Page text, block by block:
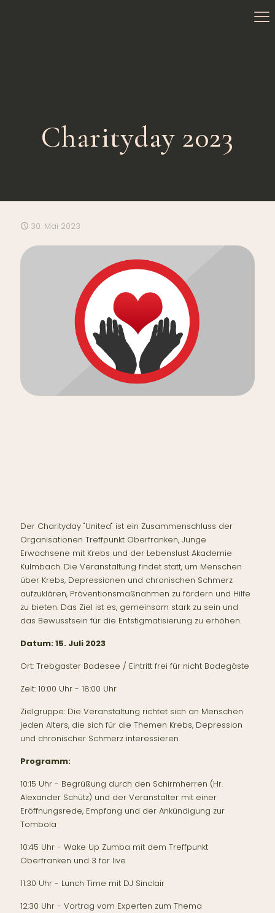
Charityday 2023
30. Mai 2023
Der Charityday "United" ist ein Zusammenschluss der
Organisationen Treffpunkt Oberfranken, Junge
Erwachsene mit Krebs und der Lebenslust Akademie
Kulmbach. Die Veranstaltung findet statt, um Menschen
über Krebs, Depressionen und chronischen Schmerz
aufzuklären, Präventionsmaßnahmen zu fördern und Hilfe
zu bieten. Das Ziel ist es, gemeinsam stark zu sein und
das Bewusstsein für die Entstigmatisierung zu erhöhen.
Datum: 15. Juli 2023
Ort: Trebgaster Badesee / Eintritt frei für nicht Badegäste
Zeit: 10:00 Uhr - 18:00 Uhr
Zielgruppe: Die Veranstaltung richtet sich an Menschen
jeden Alters, die sich für die Themen Krebs, Depression
und chronischer Schmerz interessieren.
Programm:
10:15 Uhr - Begrüßung durch den Schirmherren (Hr.
Alexander Schütz) und der Veranstalter mit einer
Eröffnungsrede, Empfang und der Ankündigung zur
Tombola
10:45 Uhr - Wake Up Zumba mit dem Treffpunkt
Oberfranken und 3 for live
11:30 Uhr - Lunch Time mit DJ Sinclair
12:30 Uhr - Vortrag vom Experten zum Thema